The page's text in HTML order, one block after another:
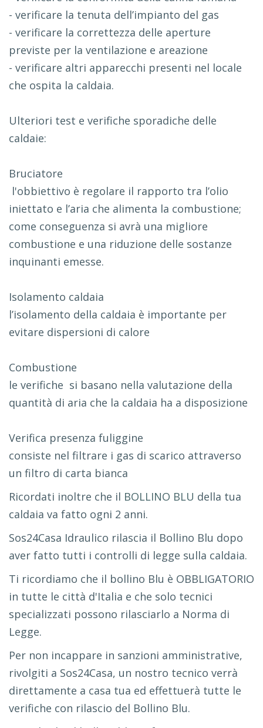
- verificare la tenuta dell’impianto del gas
- verificare la correttezza delle aperture
previste per la ventilazione e areazione
- verificare altri apparecchi presenti nel locale
che ospita la caldaia.
Ulteriori test e verifiche sporadiche delle
caldaie:
Bruciatore
l'obbiettivo è regolare il rapporto tra l’olio
iniettato e l’aria che alimenta la combustione;
come conseguenza si avrà una migliore
combustione e una riduzione delle sostanze
inquinanti emesse.
Isolamento caldaia
l’isolamento della caldaia è importante per
evitare dispersioni di calore
Combustione
le verifiche si basano nella valutazione della
quantità di aria che la caldaia ha a disposizione
Verifica presenza fuliggine
consiste nel filtrare i gas di scarico attraverso
un filtro di carta bianca
Ricordati inoltre che il BOLLINO BLU della tua
caldaia va fatto ogni 2 anni.
Sos24Casa Idraulico rilascia il Bollino Blu dopo
aver fatto tutti i controlli di legge sulla caldaia.
Ti ricordiamo che il bollino Blu è OBBLIGATORIO
in tutte le città d'Italia e che solo tecnici
specializzati possono rilasciarlo a Norma di
Legge.
Per non incappare in sanzioni amministrative,
rivolgiti a Sos24Casa, un nostro tecnico verrà
direttamente a casa tua ed effettuerà tutte le
verifiche con rilascio del Bollino Blu.